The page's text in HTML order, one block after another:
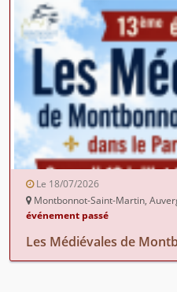
Le 18/07/2026
Montbonnot-Saint-Martin,
événement passé
Les Médiévales de